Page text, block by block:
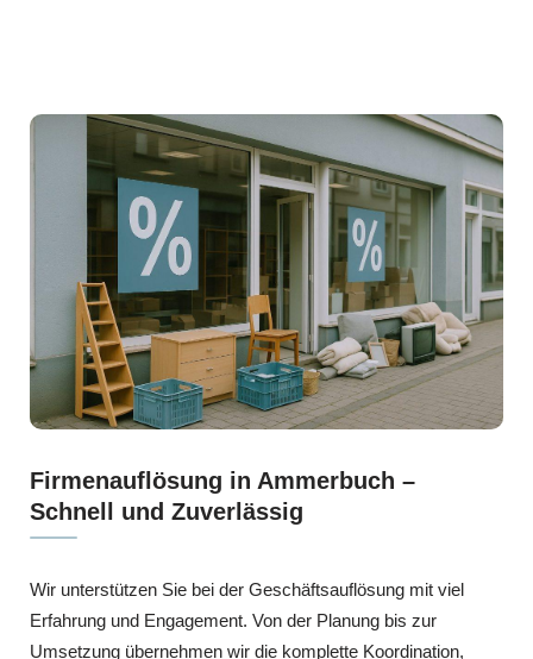
Firmenauflösung in Ammerbuch –
Schnell und Zuverlässig
Wir unterstützen Sie bei der Geschäftsauflösung mit viel
Erfahrung und Engagement. Von der Planung bis zur
Umsetzung übernehmen wir die komplette Koordination,